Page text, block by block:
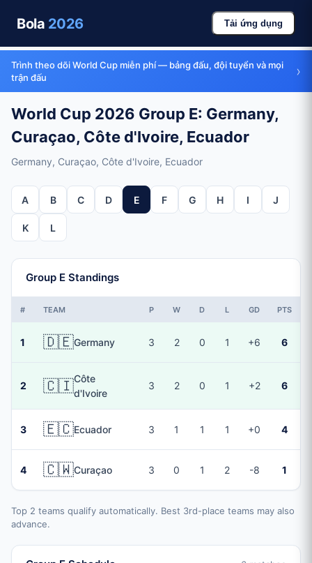
Bola 2026 Tải ứng dụng
Trình theo dõi World Cup miễn phí — bảng đấu, đội tuyển và mọi
trận đấu
›
World Cup 2026 Group E: Germany,
Curaçao, Côte d'Ivoire, Ecuador
Germany, Curaçao, Côte d'Ivoire, Ecuador
A B C D E F G H I J
K L
Group E Standings
# TEAM P W D L GD PTS
1 🇩🇪Germany 3 2 0 1 +6 6
2 🇨🇮Côte
d'Ivoire
3 2 0 1 +2 6
3 🇪🇨Ecuador 3 1 1 1 +0 4
4 🇨🇼Curaçao 3 0 1 2 -8 1
Top 2 teams qualify automatically. Best 3rd-place teams may also
advance.